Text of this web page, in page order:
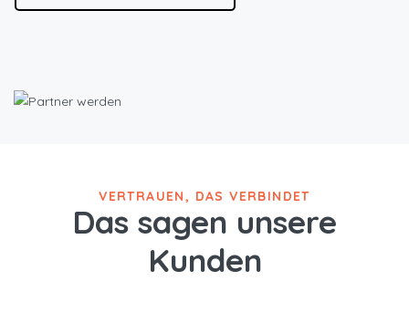
VERTRAUEN, DAS VERBINDET
Das sagen unsere
Kunden